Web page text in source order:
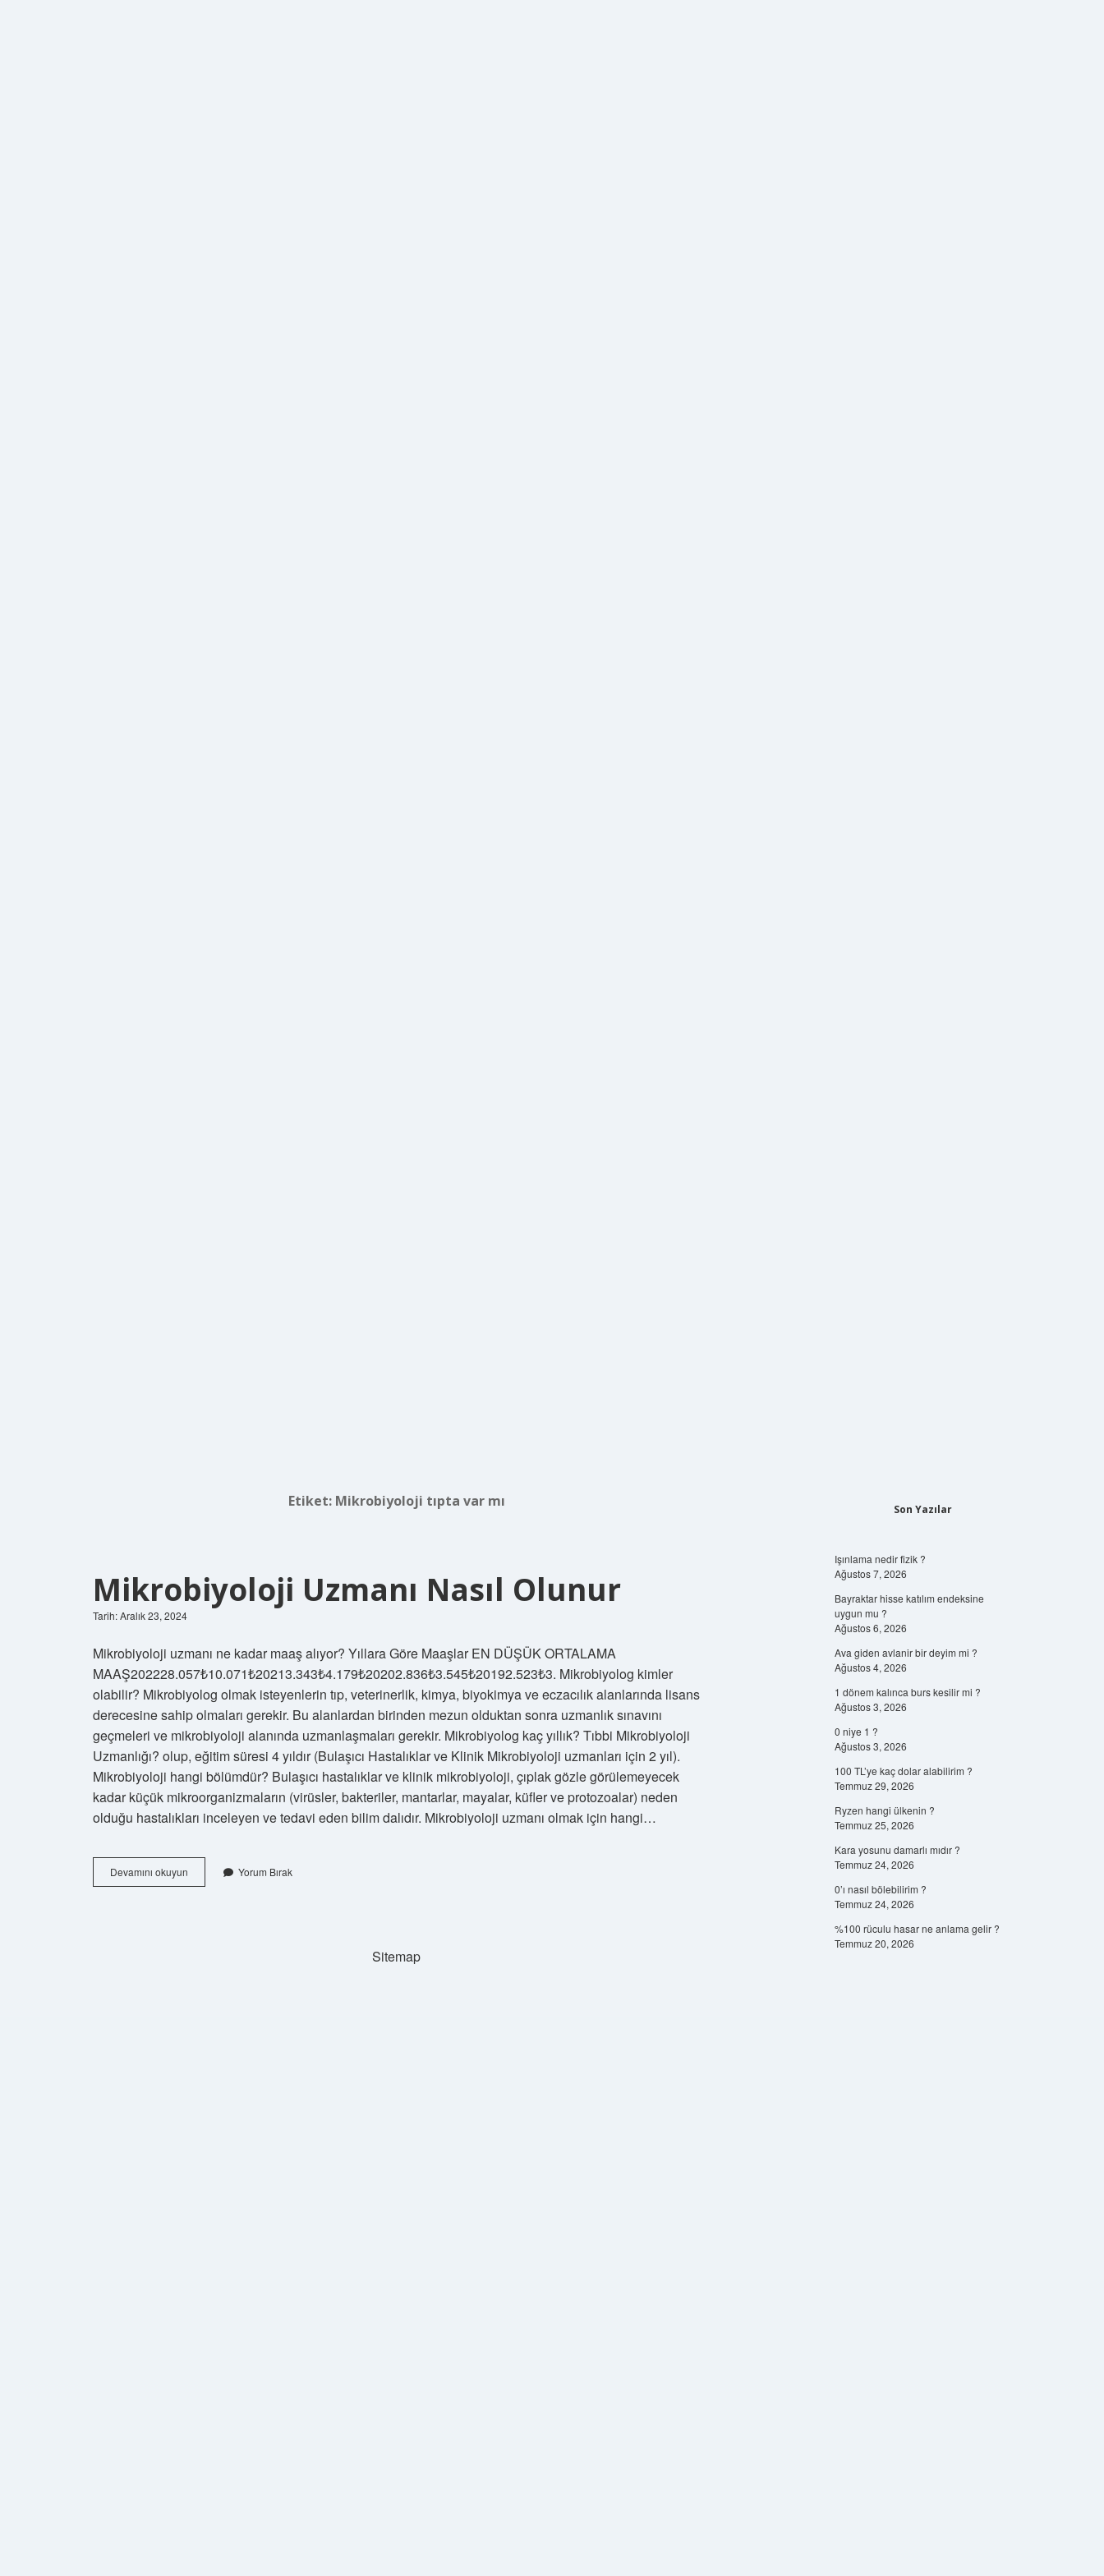
Etiket: Mikrobiyoloji tıpta var mı
Mikrobiyoloji Uzmanı Nasıl Olunur
Tarih: Aralık 23, 2024
Mikrobiyoloji uzmanı ne kadar maaş alıyor? Yıllara Göre Maaşlar EN DÜŞÜK ORTALAMA
MAAŞ202228.057₺10.071₺20213.343₺4.179₺20202.836₺3.545₺20192.523₺3. Mikrobiyolog kimler
olabilir? Mikrobiyolog olmak isteyenlerin tıp, veterinerlik, kimya, biyokimya ve eczacılık alanlarında lisans
derecesine sahip olmaları gerekir. Bu alanlardan birinden mezun olduktan sonra uzmanlık sınavını
geçmeleri ve mikrobiyoloji alanında uzmanlaşmaları gerekir. Mikrobiyolog kaç yıllık? Tıbbi Mikrobiyoloji
Uzmanlığı? olup, eğitim süresi 4 yıldır (Bulaşıcı Hastalıklar ve Klinik Mikrobiyoloji uzmanları için 2 yıl).
Mikrobiyoloji hangi bölümdür? Bulaşıcı hastalıklar ve klinik mikrobiyoloji, çıplak gözle görülemeyecek
kadar küçük mikroorganizmaların (virüsler, bakteriler, mantarlar, mayalar, küfler ve protozoalar) neden
olduğu hastalıkları inceleyen ve tedavi eden bilim dalıdır. Mikrobiyoloji uzmanı olmak için hangi…
Devamını okuyun Mikrobiyoloji
Uzmanı
Yorum Bırak
Sitemap
Son Yazılar
Işınlama nedir fizik ?
Ağustos 7, 2026
Bayraktar hisse katılım endeksine
uygun mu ?
Ağustos 6, 2026
Ava giden avlanir bir deyim mi ?
Ağustos 4, 2026
1 dönem kalınca burs kesilir mi ?
Ağustos 3, 2026
0 niye 1 ?
Ağustos 3, 2026
100 TL’ye kaç dolar alabilirim ?
Temmuz 29, 2026
Ryzen hangi ülkenin ?
Temmuz 25, 2026
Kara yosunu damarlı mıdır ?
Temmuz 24, 2026
0’ı nasıl bölebilirim ?
Temmuz 24, 2026
%100 rüculu hasar ne anlama gelir ?
Temmuz 20, 2026